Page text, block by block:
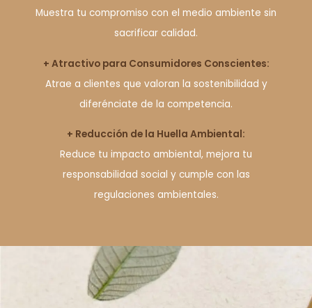
Muestra tu compromiso con el medio ambiente sin
sacrificar calidad.
+ Atractivo para Consumidores Conscientes:
Atrae a clientes que valoran la sostenibilidad y
diferénciate de la competencia.
+ Reducción de la Huella Ambiental:
Reduce tu impacto ambiental, mejora tu
responsabilidad social y cumple con las
regulaciones ambientales.